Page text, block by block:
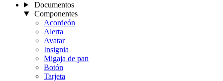
Documentos
Componentes
Acordeón
Alerta
Avatar
Insignia
Migaja de pan
Botón
Tarjeta